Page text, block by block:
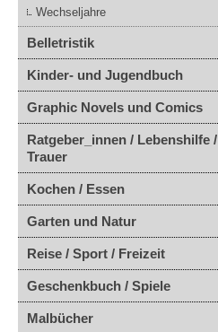
Wechseljahre
Belletristik
Kinder- und Jugendbuch
Graphic Novels und Comics
Ratgeber_innen / Lebenshilfe /
Trauer
Kochen / Essen
Garten und Natur
Reise / Sport / Freizeit
Geschenkbuch / Spiele
Malbücher